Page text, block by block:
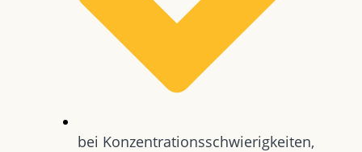
bei Konzentrationsschwierigkeiten,